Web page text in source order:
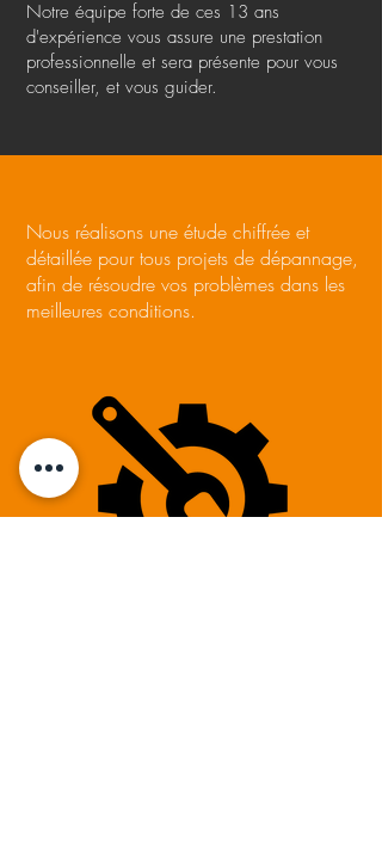
Notre équipe forte de ces 13 ans
d'expérience vous assure une prestation
professionnelle et sera présente pour vous
conseiller, et vous guider.
Nous réalisons une étude chiffrée et
détaillée pour tous projets de dépannage,
afin de résoudre vos problèmes dans les
meilleures conditions.